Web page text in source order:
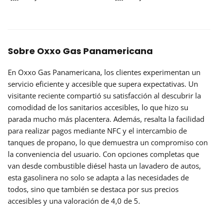
Sobre Oxxo Gas Panamericana
En Oxxo Gas Panamericana, los clientes experimentan un
servicio eficiente y accesible que supera expectativas. Un
visitante reciente compartió su satisfacción al descubrir la
comodidad de los sanitarios accesibles, lo que hizo su
parada mucho más placentera. Además, resalta la facilidad
para realizar pagos mediante NFC y el intercambio de
tanques de propano, lo que demuestra un compromiso con
la conveniencia del usuario. Con opciones completas que
van desde combustible diésel hasta un lavadero de autos,
esta gasolinera no solo se adapta a las necesidades de
todos, sino que también se destaca por sus precios
accesibles y una valoración de 4,0 de 5.